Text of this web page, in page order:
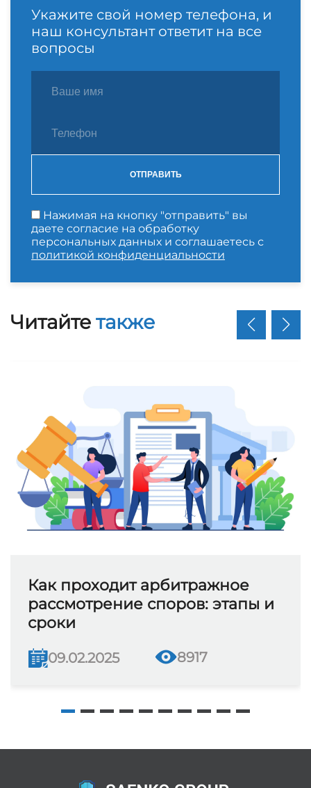
Укажите свой номер телефона, и
наш консультант ответит на все
вопросы
ОТПРАВИТЬ
Нажимая на кнопку "отправить" вы
даете согласие на обработку
персональных данных и соглашаетесь с
политикой конфиденциальности
Читайте также
Как проходит арбитражное
рассмотрение споров: этапы и
сроки
09.02.2025 8917